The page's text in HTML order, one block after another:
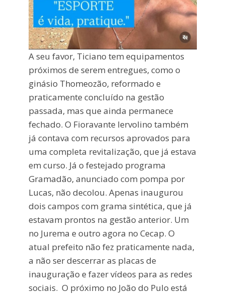
A seu favor, Ticiano tem equipamentos
próximos de serem entregues, como o
ginásio Thomeozão, reformado e
praticamente concluído na gestão
passada, mas que ainda permanece
fechado. O Fioravante Iervolino também
já contava com recursos aprovados para
uma completa revitalização, que já estava
em curso. Já o festejado programa
Gramadão, anunciado com pompa por
Lucas, não decolou. Apenas inaugurou
dois campos com grama sintética, que já
estavam prontos na gestão anterior. Um
no Jurema e outro agora no Cecap. O
atual prefeito não fez praticamente nada,
a não ser descerrar as placas de
inauguração e fazer vídeos para as redes
sociais. O próximo no João do Pulo está